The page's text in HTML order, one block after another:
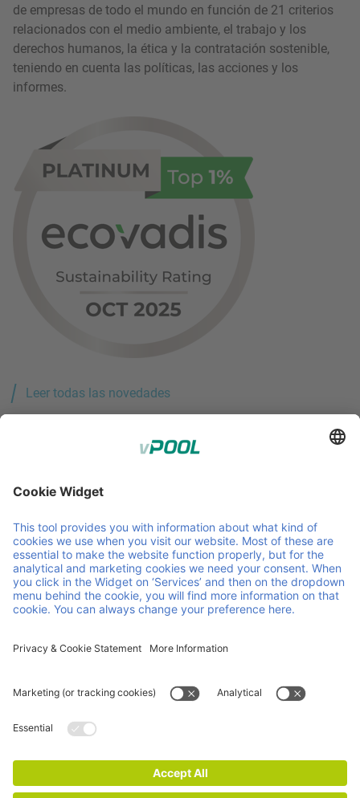
de empresas de todo el mundo en función de 21 criterios
relacionados con el medio ambiente, el trabajo y los
derechos humanos, la ética y la contratación sostenible,
teniendo en cuenta las políticas, las acciones y los
informes.
Leer todas las novedades
Member of Faber Group
Enlaces y documentos útiles
Productos
CGC
Contacto
Carrera
Aviso legal Declaración de privacidad y cookies